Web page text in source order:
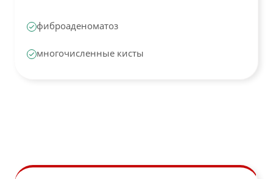
фиброаденоматоз
многочисленные кисты